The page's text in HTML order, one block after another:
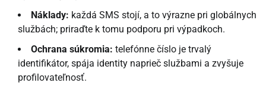
Náklady: každá SMS stojí, a to výrazne pri globálnych
službách; priraďte k tomu podporu pri výpadkoch.
Ochrana súkromia: telefónne číslo je trvalý
identifikátor, spája identity naprieč službami a zvyšuje
profilovateľnosť.